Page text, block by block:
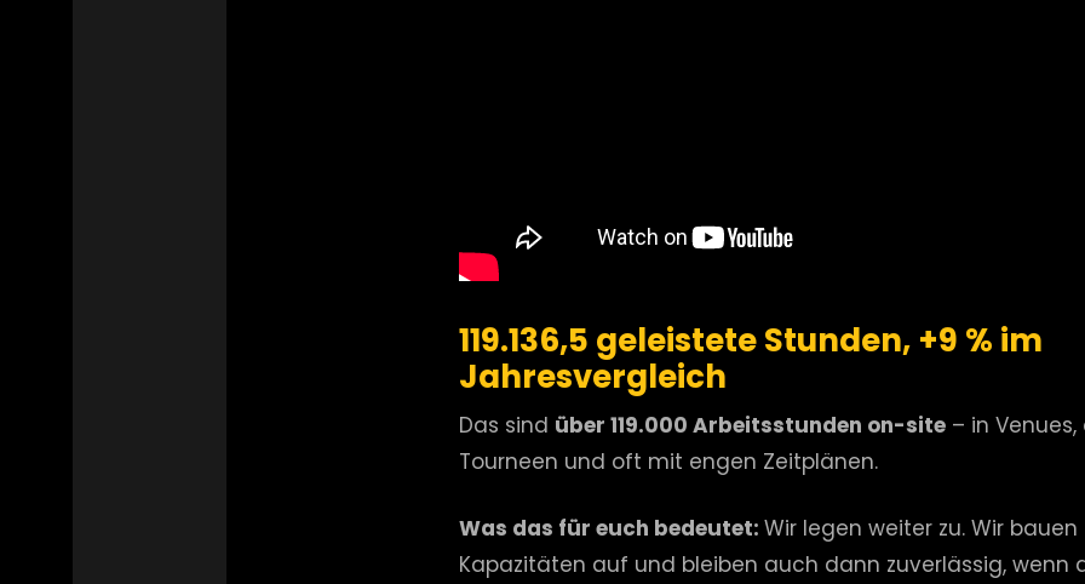
119.136,5 geleistete Stunden, +9 % im
Jahresvergleich
Das sind über 119.000 Arbeitsstunden on-site– in Venues,
Tourneen und oft mit engen Zeitplänen.
Was das für euch bedeutet: Wir legen weiter zu. Wir bauen
Kapazitäten auf und bleiben auch dann zuverlässig, wenn